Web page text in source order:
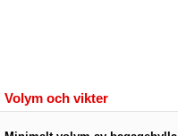
Volym och vikter